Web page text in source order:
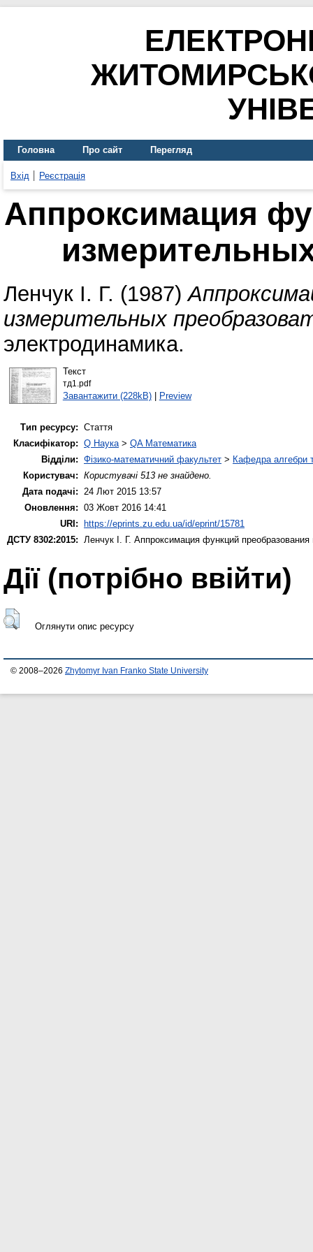
Головна Про сайт Перегляд
Вхід Реєстрація
Аппроксимация
Ленчук І. Г. (1987)
измерительных
электродинамика.
Текст
тд1.pdf
Завантажити (228kB)| Preview
Тип ресурсу: Стаття
Класифікатор: Q Наука> QA Математика
Відділи: Фізико-математичний факультет > Кафедра алгебри
Користувач: Користувачі 513 не знайдено.
Дата подачі: 24 Лют 2015 13:57
Оновлення: 03 Жовт 2016 14:41
URI:
https://eprints.zu.edu.ua/id/eprint/15781
ДСТУ 8302:2015: Ленчук І. Г. Аппроксимация функций
Дії ​​(потрібно ввійти)
Оглянути опис ресурсу
© 2008–2026 Zhytomyr Ivan Franko State University